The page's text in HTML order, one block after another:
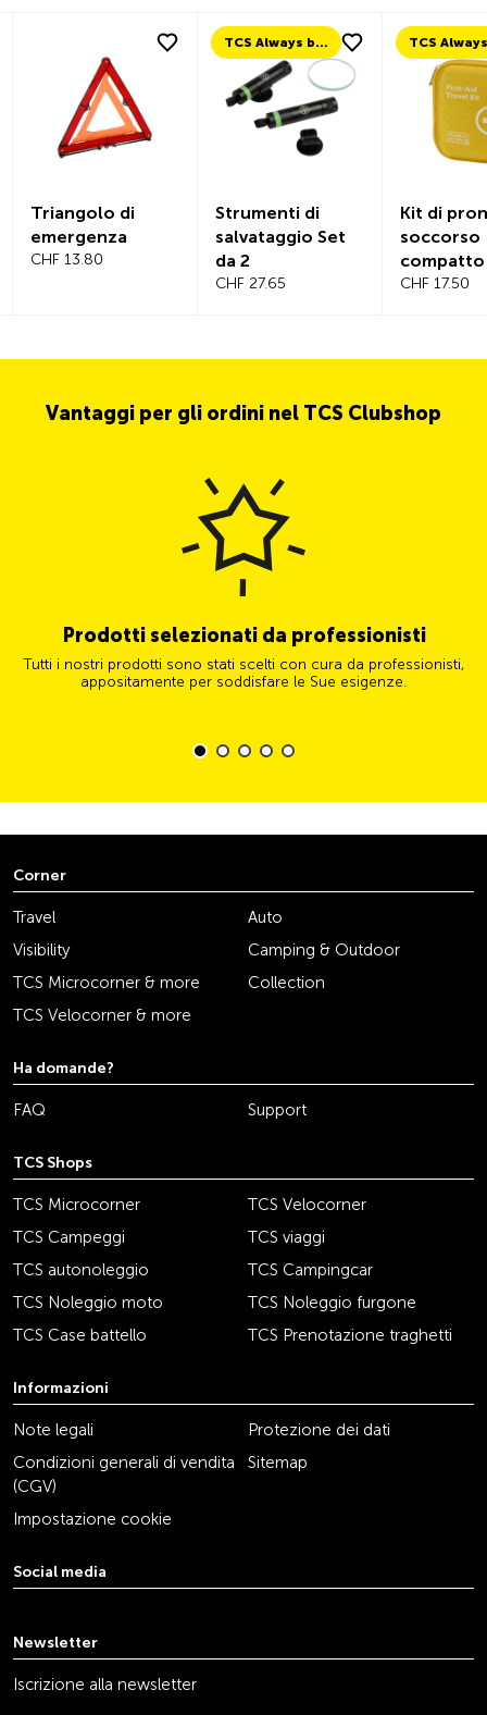
Triangolo di
emergenza
CHF 13.80
TCS Always by my side
Strumenti di
salvataggio Set
da 2
CHF 27.65
Kit di
soccorso
compatto
viaggio
CHF 17.50
Vantaggi per gli ordini nel TCS Clubshop
Prodotti selezionati da professionisti
Tutti i nostri prodotti sono stati scelti con cura da professionisti,
appositamente per soddisfare le Sue esigenze.
Corner
Travel
Auto
Visibility
Camping & Outdoor
TCS Microcorner & more
Collection
TCS Velocorner & more
Ha domande?
FAQ Support
TCS Shops
TCS Microcorner
TCS Velocorner
TCS Campeggi
TCS viaggi
TCS autonoleggio
TCS Campingcar
TCS Noleggio moto
TCS Noleggio furgone
TCS Case battello
TCS Prenotazione traghetti
Informazioni
Note legali
Protezione dei dati
Condizioni generali di vendita
(CGV)
Sitemap
Impostazione cookie
Social media
Newsletter
Iscrizione alla newsletter